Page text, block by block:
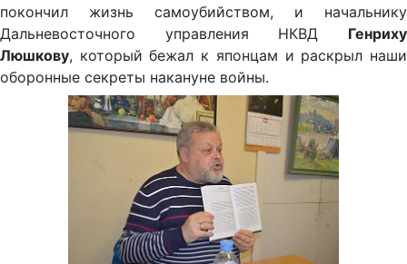
покончил жизнь самоубийством, и начальнику
Дальневосточного управления НКВД Генриху
Люшкову, который бежал к японцам и раскрыл наши
оборонные секреты накануне войны.